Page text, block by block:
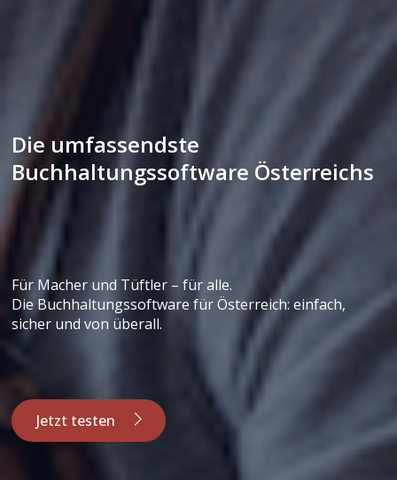
Die umfassendste
Buchhaltungssoftware Österreichs
Für Macher und Tüftler – für alle.
Die Buchhaltungssoftware für Österreich: einfach,
sicher und von überall.
Jetzt testen